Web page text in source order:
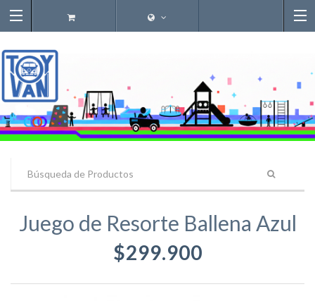
Juego de Resorte Ballena Azul
$299.900